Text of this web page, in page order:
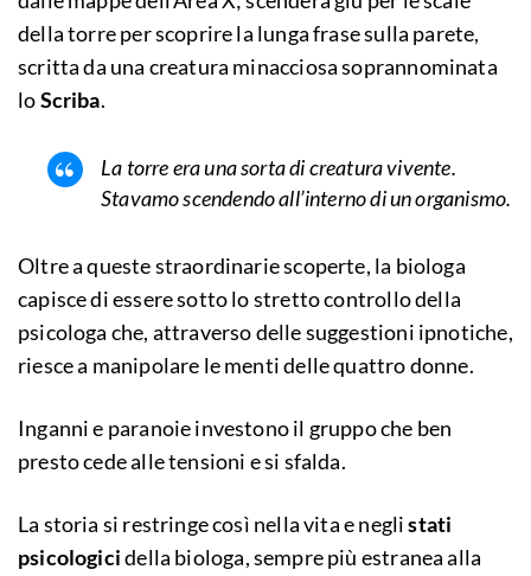
della torre per scoprire la lunga frase sulla parete,
scritta da una creatura minacciosa soprannominata
loScriba.
La torre era una sorta di creatura vivente.
Stavamo scendendo all’interno di un organismo.
Oltre a queste straordinarie scoperte, la biologa
capisce di essere sotto lo stretto controllo della
psicologa che, attraverso delle suggestioni ipnotiche,
riesce a manipolare le menti delle quattro donne.
Inganni e paranoie investono il gruppo che ben
presto cede alle tensioni e si sfalda.
La storia si restringe così nella vita e neglistati
psicologicidella biologa, sempre più estranea alla